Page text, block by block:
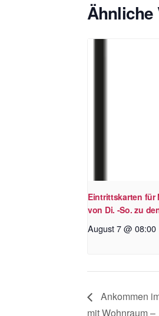
Ähnliche
Eintrittskarten für
von Di. -So. zu
August 7 @ 08:00
Ankommen
mit Wohnraum –